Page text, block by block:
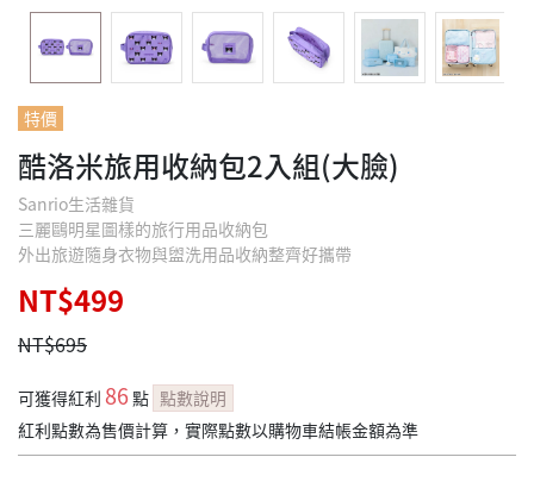
特價
酷洛米旅用收納包2入組(大臉)
Sanrio生活雜貨
三麗鷗明星圖樣的旅行用品收納包
外出旅遊隨身衣物與盥洗用品收納整齊好攜帶
NT$499
NT$695
可獲得紅利 86點 點數說明
紅利點數為售價計算，實際點數以購物車結帳金額為準